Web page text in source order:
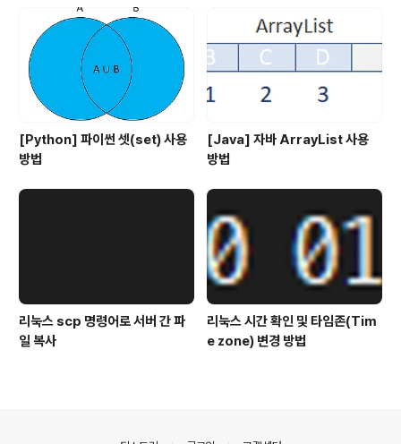
[Python] 파이썬 셋(set) 사용
방법
[Java] 자바 ArrayList 사용
방법
리눅스 scp 명령어로 서버 간 파
일 복사
리눅스 시간 확인 및 타임존(Tim
e zone) 변경 방법